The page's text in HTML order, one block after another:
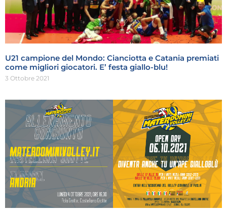
U21 campione del Mondo: Cianciotta e Catania premiati
come migliori giocatori. E’ festa giallo-blu!
3 Ottobre 2021